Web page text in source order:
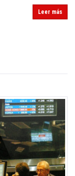
Leer más